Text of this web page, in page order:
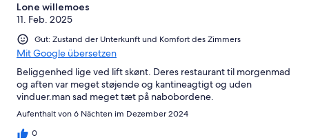
Lone willemoes
11. Feb. 2025
Gut: Zustand der Unterkunft und Komfort des Zimmers
Mit Google übersetzen
Beliggenhed lige ved lift skønt. Deres restaurant til morgenmad
og aften var meget støjende og kantineagtigt og uden
vinduer.man sad meget tæt på nabobordene.
Aufenthalt von 6 Nächten im Dezember 2024
0